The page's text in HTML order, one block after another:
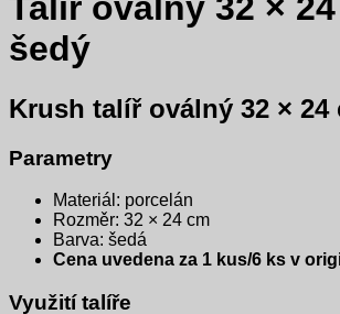
Talíř oválný 32 ×
šedý
Krush talíř oválný 32 × 24
Parametry
Materiál: porcelán
Rozměr: 32 × 24 cm
Barva: šedá
Cena uvedena za 1 kus/6 ks v
Využití talíře